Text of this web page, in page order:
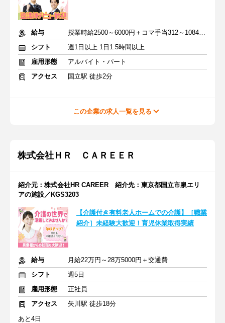
給与
授業時給2500～6000円＋コマ手当312～1084円＋交通費支給
シフト
週1日以上 1日1.5時間以上
雇用形態
アルバイト・パート
アクセス
国立駅 徒歩2分
この企業の求人一覧を見る
株式会社ＨＲ ＣＡＲＥＥＲ
紹介元：株式会社HR CAREER 紹介先：東京都国立市泉エリ
アの施設／KGS3203
【介護付き有料老人ホームでの介護】［職業
紹介］未経験大歓迎！育児休業取得実績
給与
月給22万円～28万5000円＋交通費
シフト
週5日
雇用形態
正社員
アクセス
矢川駅 徒歩18分
あと4日